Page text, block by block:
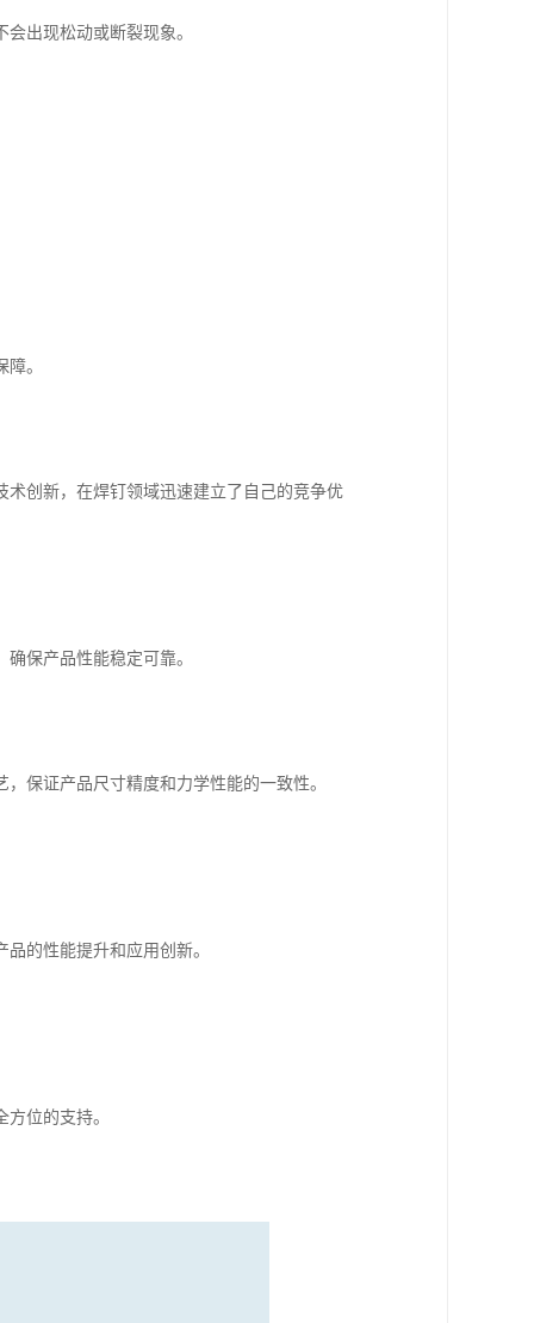
出现松动或断裂现象。
。
创新，在焊钉领域迅速建立了自己的竞争优
保产品性能稳定可靠。
保证产品尺寸精度和力学性能的一致性。
的性能提升和应用创新。
位的支持。